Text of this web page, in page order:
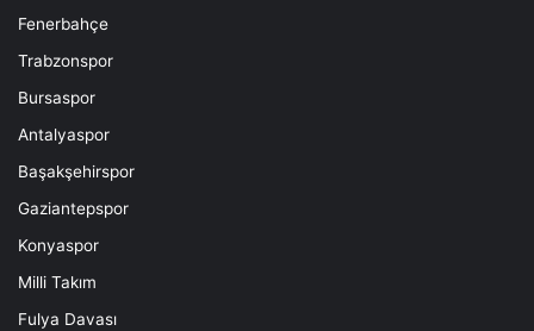
Fenerbahçe
Trabzonspor
Bursaspor
Antalyaspor
Başakşehirspor
Gaziantepspor
Konyaspor
Milli Takım
Fulya Davası